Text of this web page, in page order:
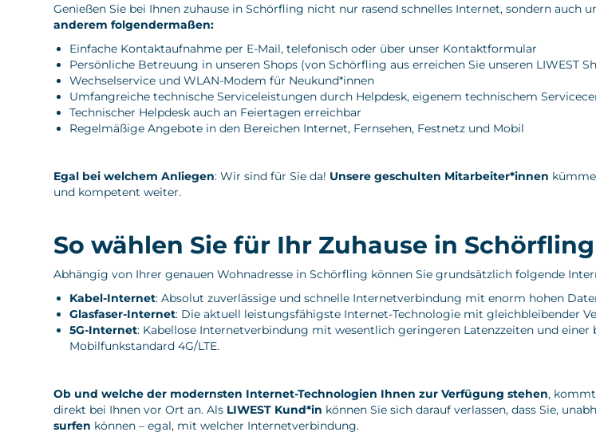
Genießen Sie bei Ihnen zuhause in Schörfling nicht nur rasend schnelles Internet, sondern auch
anderem folgendermaßen:
Einfache Kontaktaufnahme per E-Mail, telefonisch oder über unser Kontaktformular
Persönliche Betreuung in unseren Shops (von Schörfling aus erreichen Sie unseren LIWEST
Wechselservice und WLAN-Modem für Neukund*innen
Umfangreiche technische Serviceleistungen durch Helpdesk, eigenem technischem
Technischer Helpdesk auch an Feiertagen erreichbar
Regelmäßige Angebote in den Bereichen Internet, Fernsehen, Festnetz und Mobil
Egal bei welchem Anliegen: Wir sind für Sie da! Unsere geschulten Mitarbeiter*innen
und kompetent weiter.
So wählen Sie für Ihr Zuhause in
Abhängig von Ihrer genauen Wohnadresse in Schörfling können Sie grundsätzlich folgende
Kabel-Internet: Absolut zuverlässige und schnelle Internetverbindung mit enorm hohen
Glasfaser-Internet: Die aktuell leistungsfähigste Internet-Technologie mit gleichbleibender
5G-Internet: Kabellose Internetverbindung mit wesentlich geringeren Latenzzeiten und
Mobilfunkstandard 4G/LTE.
Ob und welche der modernsten Internet-Technologien Ihnen zur Verfügung stehen,
direkt bei Ihnen vor Ort an. Als LIWEST Kund*in können Sie sich darauf verlassen, dass Sie,
surfen können – egal, mit welcher Internetverbindung.